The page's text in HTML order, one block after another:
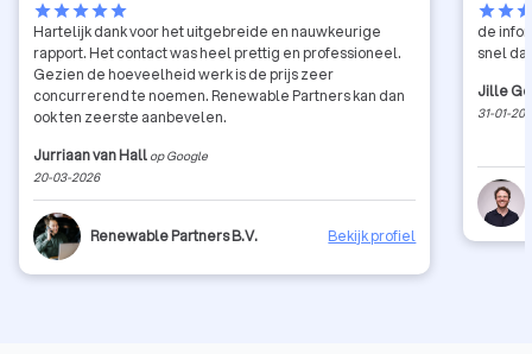
starstarstarstarstar
Hartelijk dank voor het uitgebreide en nauwkeurige
rapport. Het contact was heel prettig en professioneel.
Gezien de hoeveelheid werk is de prijs zeer
concurrerend te noemen. Renewable Partners kan dan
ook ten zeerste aanbevelen.
Jurriaan van Hall op Google
20-03-2026
Renewable Partners B.V. Bekijk profiel
starstar
de
snel
Jille
31-01-